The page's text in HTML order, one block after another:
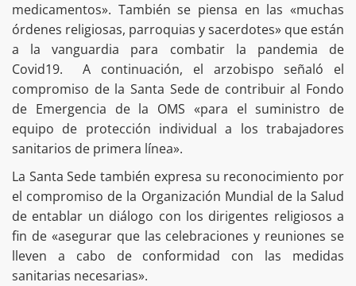
medicamentos». También se piensa en las «muchas
órdenes religiosas, parroquias y sacerdotes» que están
a la vanguardia para combatir la pandemia de
Covid19. A continuación, el arzobispo señaló el
compromiso de la Santa Sede de contribuir al Fondo
de Emergencia de la OMS «para el suministro de
equipo de protección individual a los trabajadores
sanitarios de primera línea».
La Santa Sede también expresa su reconocimiento por
el compromiso de la Organización Mundial de la Salud
de entablar un diálogo con los dirigentes religiosos a
fin de «asegurar que las celebraciones y reuniones se
lleven a cabo de conformidad con las medidas
sanitarias necesarias».